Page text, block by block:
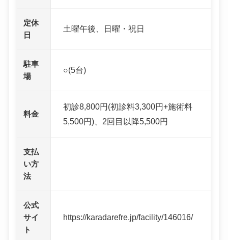
定休
日
土曜午後、日曜・祝日
駐車
場
○(5台)
料金
初診8,800円(初診料3,300円+施術料
5,500円)、2回目以降5,500円
支払
い方
法
公式
サイ
ト
https://karadarefre.jp/facility/146016/